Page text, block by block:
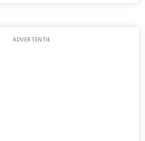
ADVERTENTIE